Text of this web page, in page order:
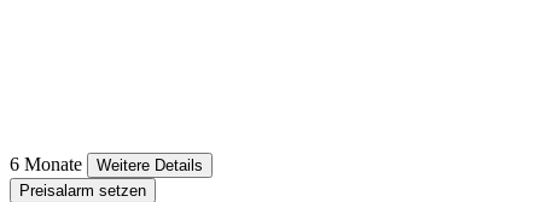
6 Monate
Weitere Details
Preisalarm setzen